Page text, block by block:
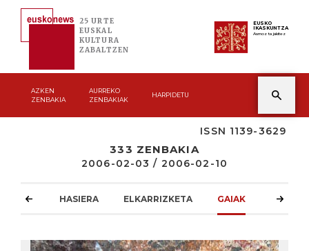
25 URTE
EUSKAL
KULTURA
ZABALTZEN
EUSKO
IKASKUNTZA
Asmoz ta jakitez
AZKEN
ZENBAKIA
AURREKO
ZENBAKIAK
HARPIDETU
ISSN 1139-3629
333 ZENBAKIA
2006-02-03 / 2006-02-10
HASIERA ELKARRIZKETA GAIAK